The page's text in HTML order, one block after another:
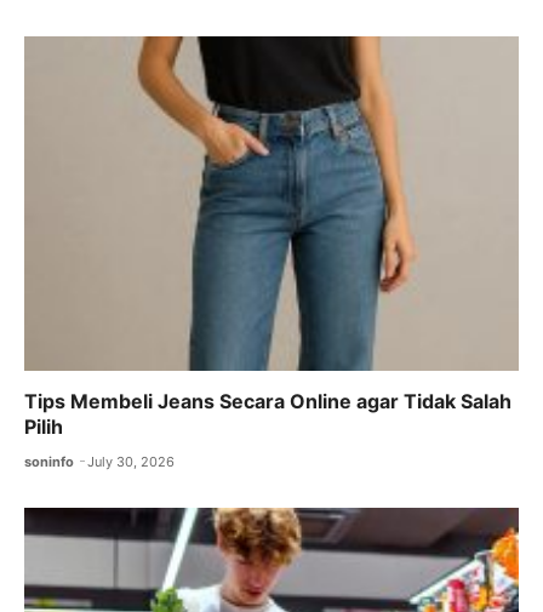
Tips Membeli Jeans Secara Online agar Tidak Salah
Pilih
soninfo July 30, 2026